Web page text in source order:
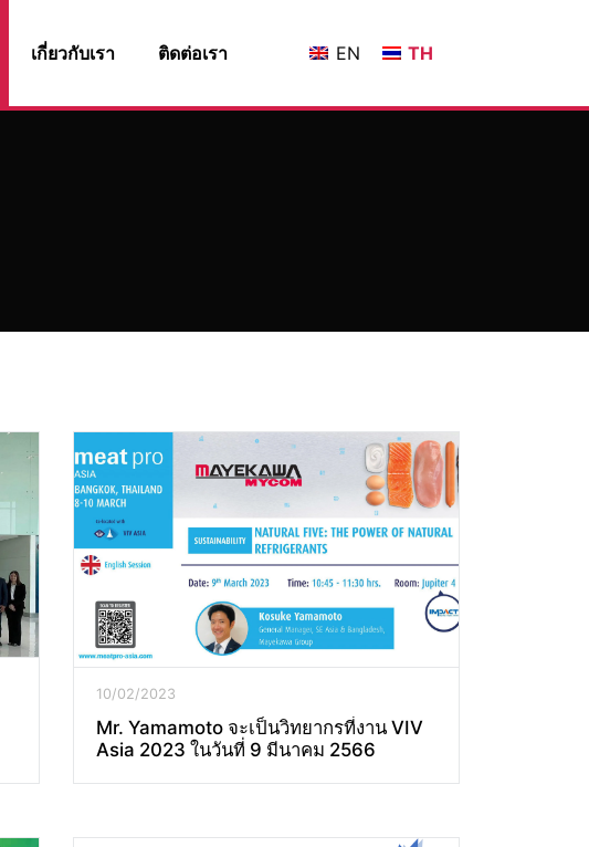
EN TH
เกี่ยวกับเรา ติดต่อเรา
10/02/2023
Mr. Yamamoto จะเป็นวิทยากรที่งาน VIV
Asia 2023 ในวันที่ 9 มีนาคม 2566